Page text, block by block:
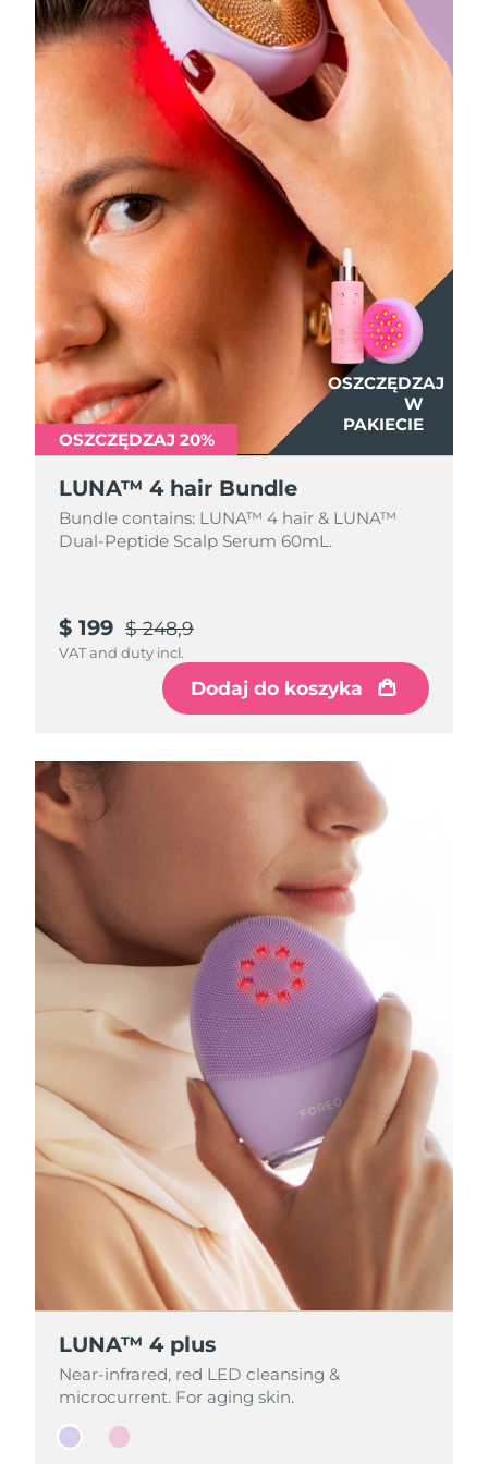
OSZCZĘDZAJ
W
PAKIECIE
OSZCZĘDZAJ 20%
LUNA™ 4 hair Bundle
Bundle contains: LUNA™ 4 hair & LUNA™
Dual-Peptide Scalp Serum 60mL.
$ 199 $ 248,9
VAT and duty incl.
Dodaj do koszyka
LUNA™ 4 plus
Near-infrared, red LED cleansing &
microcurrent. For aging skin.
LUNA™ 4 plus
Near-infrared, red LED cleansing &
microcurrent. For aging skin.
Tajlandia
Oczekiwany czas dostawy
8/15/26
Turcja
Oczekiwany czas dostawy
Zjednoczone Emiraty
Arabskie
Oczekiwany czas dostawy
Wielka Brytania
Oczekiwany czas dostawy
Stany Zjednoczone
Oczekiwany czas dostawy
8/12/26
Uzbekistan
Oczekiwany czas dostawy
8/16/26
Wietnam
Oczekiwany czas dostawy